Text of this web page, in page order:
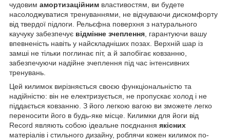
чудовим амортизаційним властивостям, ви будете
насолоджуватися тренуваннями, не відчуваючи дискомфорту
від твердої підлоги. Рельєфна поверхня з натурального
каучуку забезпечує відмінне зчеплення, гарантуючи вашу
впевненість навіть у найскладніших позах. Верхній шар із
замші не тільки поглинає піт, а й запобігає ковзанню,
забезпечуючи надійне зчеплення під час інтенсивних
тренувань.
Цей килимок вирізняється своєю функціональністю та
надійністю: він не електризується, не пропускає холод і не
піддається ковзанню. З його легкою вагою ви зможете легко
переносити його в будь-яке місце. Килимки для йоги від
Record являють собою ідеальне поєднання якісних
матеріалів і стильного дизайну, роблячи кожен килимок по-